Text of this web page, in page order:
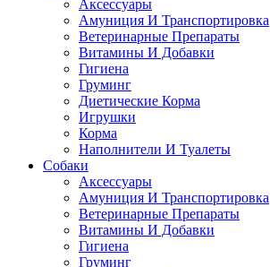
Аксессуары
Амуниция И Транспортировка
Ветеринарные Препараты
Витамины И Добавки
Гигиена
Груминг
Диетические Корма
Игрушки
Корма
Наполнители И Туалеты
Собаки
Аксессуары
Амуниция И Транспортировка
Ветеринарные Препараты
Витамины И Добавки
Гигиена
Груминг